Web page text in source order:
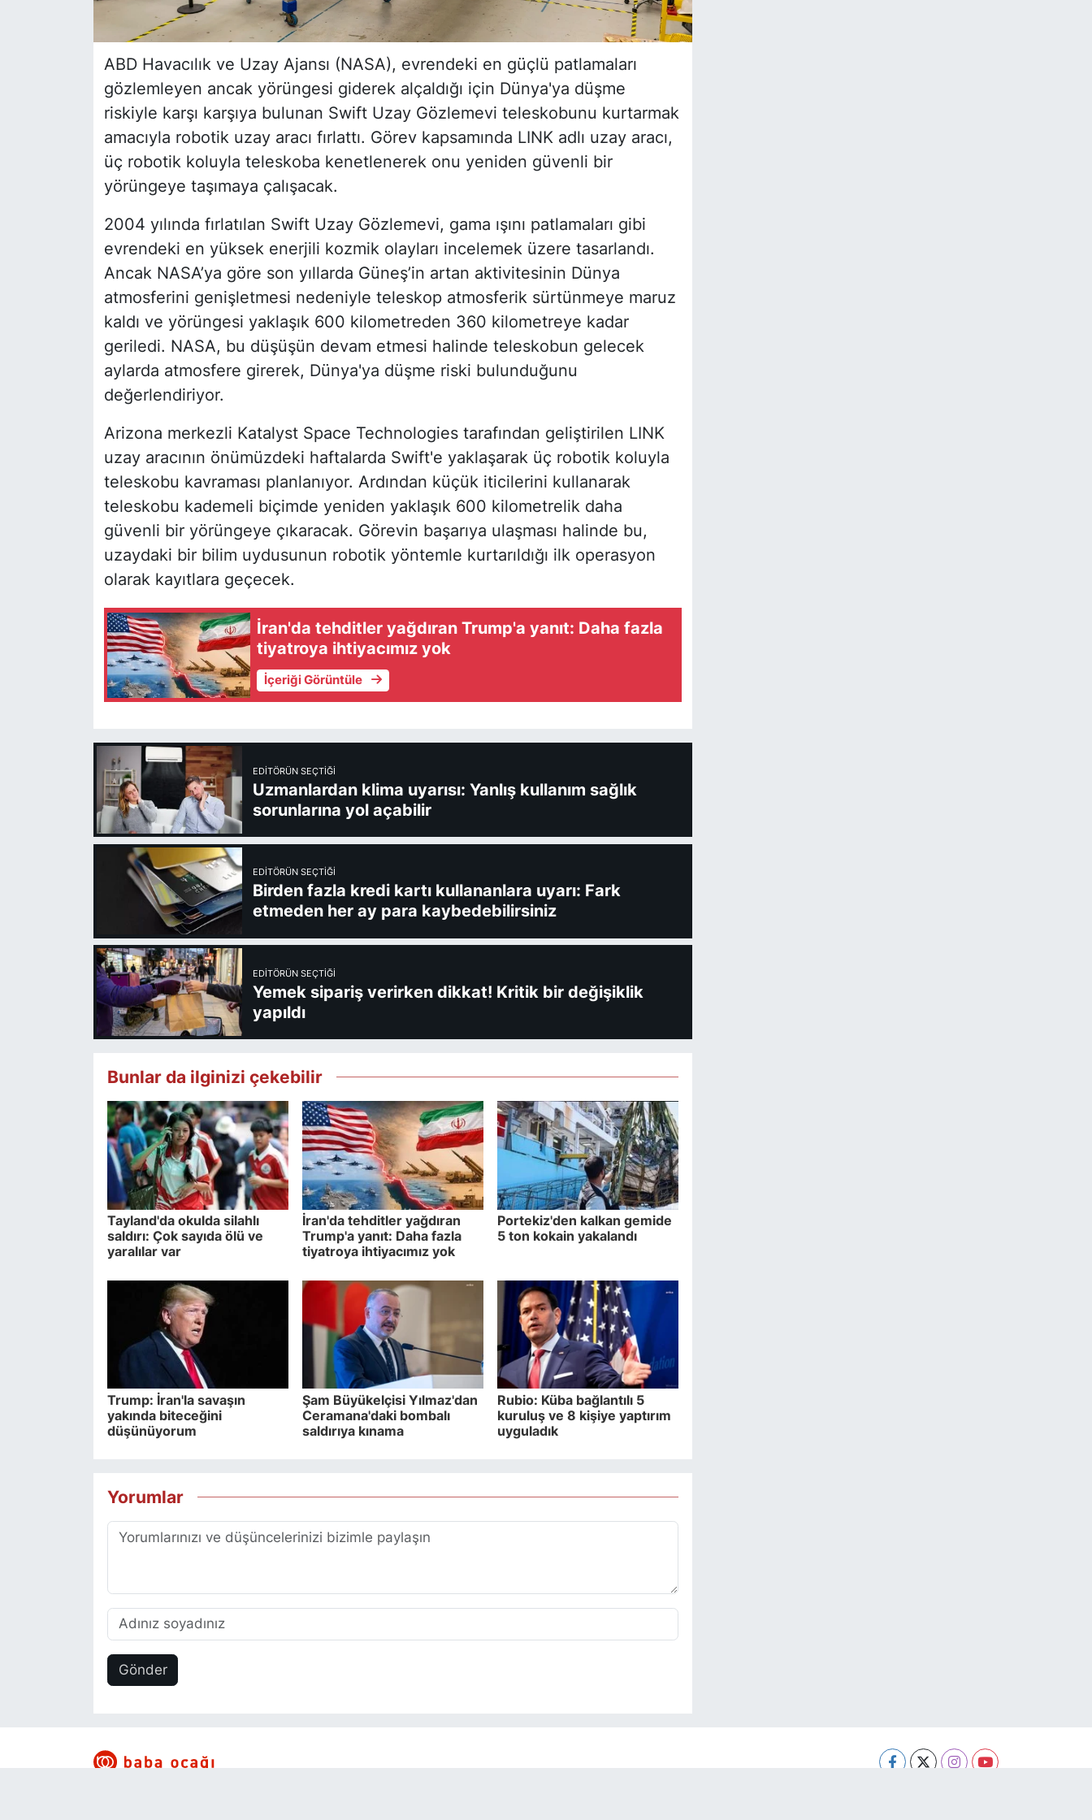
ABD Havacılık ve Uzay Ajansı (NASA), evrendeki en güçlü patlamaları
gözlemleyen ancak yörüngesi giderek alçaldığı için Dünya'ya düşme
riskiyle karşı karşıya bulunan Swift Uzay Gözlemevi teleskobunu kurtarmak
amacıyla robotik uzay aracı fırlattı. Görev kapsamında LINK adlı uzay aracı,
üç robotik koluyla teleskoba kenetlenerek onu yeniden güvenli bir
yörüngeye taşımaya çalışacak.
2004 yılında fırlatılan Swift Uzay Gözlemevi, gama ışını patlamaları gibi
evrendeki en yüksek enerjili kozmik olayları incelemek üzere tasarlandı.
Ancak NASA’ya göre son yıllarda Güneş’in artan aktivitesinin Dünya
atmosferini genişletmesi nedeniyle teleskop atmosferik sürtünmeye maruz
kaldı ve yörüngesi yaklaşık 600 kilometreden 360 kilometreye kadar
geriledi. NASA, bu düşüşün devam etmesi halinde teleskobun gelecek
aylarda atmosfere girerek, Dünya'ya düşme riski bulunduğunu
değerlendiriyor.
Arizona merkezli Katalyst Space Technologies tarafından geliştirilen LINK
uzay aracının önümüzdeki haftalarda Swift'e yaklaşarak üç robotik koluyla
teleskobu kavraması planlanıyor. Ardından küçük iticilerini kullanarak
teleskobu kademeli biçimde yeniden yaklaşık 600 kilometrelik daha
güvenli bir yörüngeye çıkaracak. Görevin başarıya ulaşması halinde bu,
uzaydaki bir bilim uydusunun robotik yöntemle kurtarıldığı ilk operasyon
olarak kayıtlara geçecek.
İran'da tehditler yağdıran Trump'a yanıt: Daha fazla
tiyatroya ihtiyacımız yok
İçeriği Görüntüle
EDITÖRÜN SEÇTIĞI
Uzmanlardan klima uyarısı: Yanlış kullanım sağlık
sorunlarına yol açabilir
EDITÖRÜN SEÇTIĞI
Birden fazla kredi kartı kullananlara uyarı: Fark
etmeden her ay para kaybedebilirsiniz
EDITÖRÜN SEÇTIĞI
Yemek sipariş verirken dikkat! Kritik bir değişiklik
yapıldı
Bunlar da ilginizi çekebilir
Tayland'da okulda silahlı
saldırı: Çok sayıda ölü ve
yaralılar var
İran'da tehditler yağdıran
Trump'a yanıt: Daha fazla
tiyatroya ihtiyacımız yok
Portekiz'den kalkan gemide
5 ton kokain yakalandı
Trump: İran'la savaşın
yakında biteceğini
düşünüyorum
Şam Büyükelçisi Yılmaz'dan
Ceramana'daki bombalı
saldırıya kınama
Rubio: Küba bağlantılı 5
kuruluş ve 8 kişiye yaptırım
uyguladık
Yorumlar
Gönder